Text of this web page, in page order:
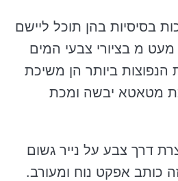
בסיסיות בהן תוכל ליישם
מעט מ בציורי צבעי המים
ביותר הן משיכת
מטאטא יבשה ומכת
דרך צבע על נייר גשום
כותב אפקט נוח ומעורב.